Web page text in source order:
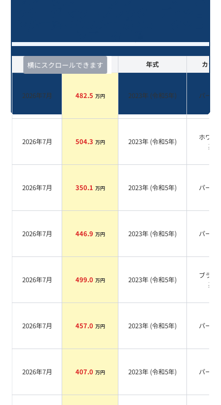
横にスクロールできます
査定時期 セルカ実績 年式 カラー
2026年7月 482.5 万円 2023年 (令和5年) パール
2026年7月 504.3 万円 2023年 (令和5年)
ホワイ
系
2026年7月 350.1 万円 2023年 (令和5年) パール
2026年7月 446.9 万円 2023年 (令和5年) パール
2026年7月 499.0 万円 2023年 (令和5年)
ブラッ
系
2026年7月 457.0 万円 2023年 (令和5年) パール
2026年7月 407.0 万円 2023年 (令和5年) パール